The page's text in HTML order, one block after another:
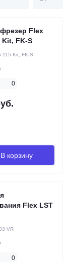
Flex
Kit, FK-S
115 Kit, FK-S
0
В корзину
Flex LST
VR
0